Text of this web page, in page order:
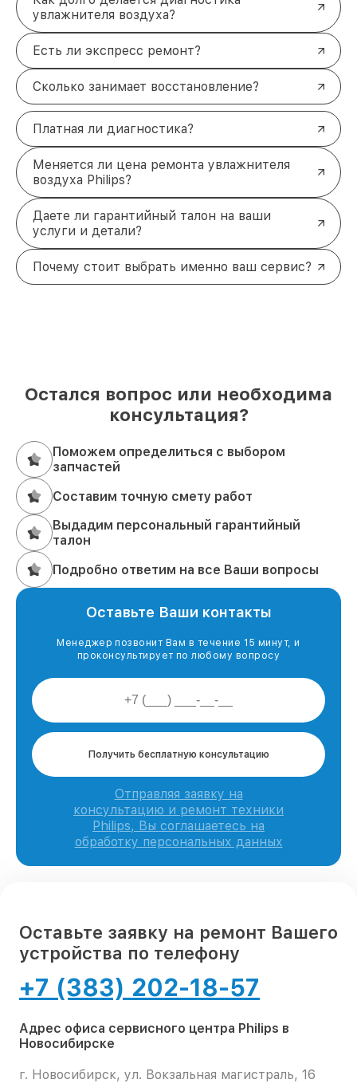
увлажнителя воздуха?
Есть ли экспресс ремонт?
Сколько занимает восстановление?
Платная ли диагностика?
Меняется ли цена ремонта увлажнителя
воздуха Philips?
Даете ли гарантийный талон на ваши
услуги и детали?
Почему стоит выбрать именно ваш сервис?
Остался вопрос или необходима
консультация?
Поможем определиться с выбором
запчастей
Составим точную смету работ
Выдадим персональный гарантийный
талон
Подробно ответим на все Ваши вопросы
Оставьте Ваши контакты
Менеджер позвонит Вам в течение 15 минут, и
проконсультирует по любому вопросу
Получить бесплатную консультацию
Отправляя заявку на
консультацию и ремонт техники
Philips, Вы соглашаетесь на
обработку персональных данных
Оставьте заявку на ремонт Вашего
устройства по телефону
+7 (383) 202-18-57
Адрес офиса сервисного центра Philips в
Новосибирске
г. Новосибирск, ул. Вокзальная магистраль, 16